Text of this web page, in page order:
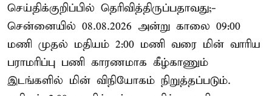
செய்திக்குறிப்பில் தெரிவித்திருப்பதாவது;-
சென்னையில் 08.08.2026 அன்று காலை 09:00
மணி முதல் மதியம் 2:00 மணி வரை மின் வாரிய
பராமரிப்பு பணி காரணமாக கீழ்காணும்
இடங்களில் மின் விநியோகம் நிறுத்தப்படும்.